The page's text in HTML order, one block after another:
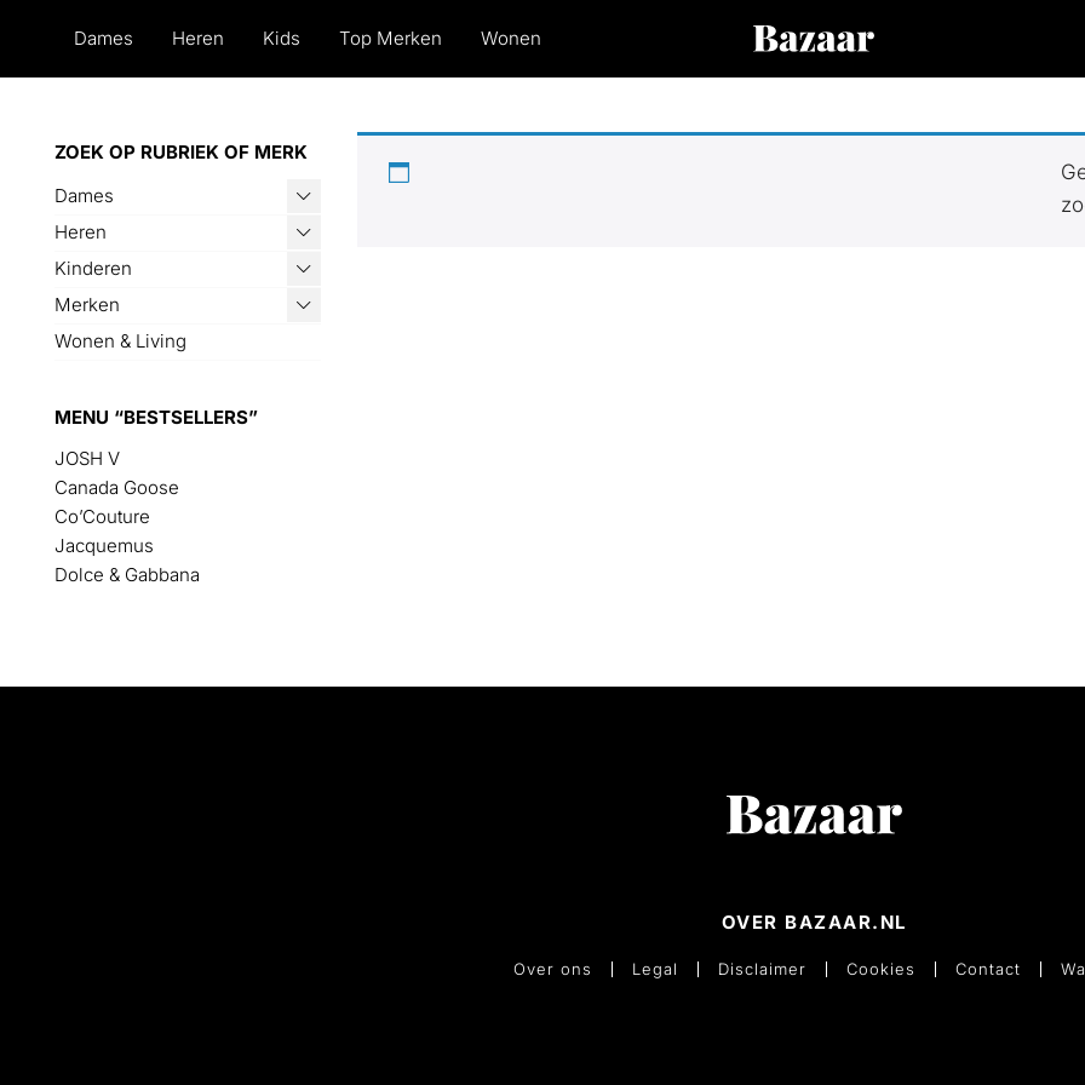
Dames Heren Kids Top Merken Wonen
ZOEK OP RUBRIEK OF MERK
Dames
Heren
Kinderen
Merken
Wonen & Living
MENU “BESTSELLERS”
JOSH V
Canada Goose
Co’Couture
Jacquemus
Dolce & Gabbana
Alle actuele items in de categorie “JACQUEMUS L'ENFANT”. Zoek, vind en bespaar!
OVER BAZAAR.NL
Over ons Legal Disclaimer Cookies Contact